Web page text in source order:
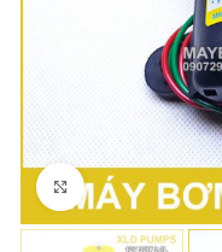
Click to enlarge